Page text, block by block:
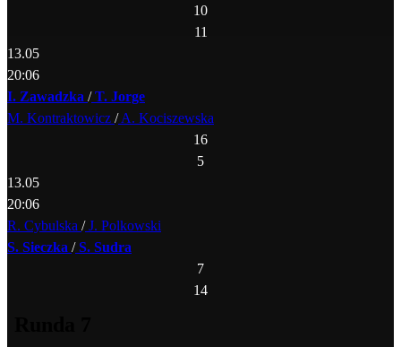
10
11
13.05
20:06
I. Zawadzka /T. Jorge
M. Kontraktowicz /A. Kociszewska
16
5
13.05
20:06
R. Cybulska /J. Polkowski
S. Sieczka /S. Sudra
7
14